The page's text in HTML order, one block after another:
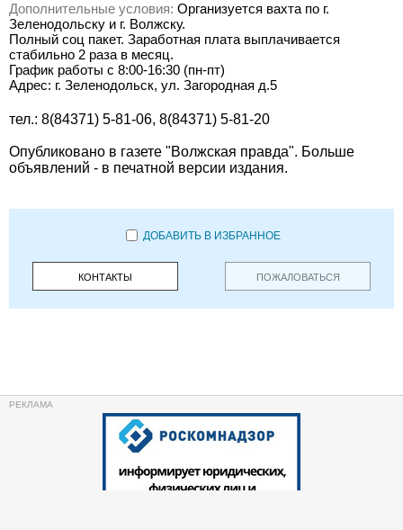
Дополнительные условия: Организуется вахта по г.
Зеленодольску и г. Волжску.
Полный соц пакет. Заработная плата выплачивается
стабильно 2 раза в месяц.
График работы с 8:00-16:30 (пн-пт)
Адрес: г. Зеленодольск, ул. Загородная д.5
тел.: 8(84371) 5-81-06, 8(84371) 5-81-20
Опубликовано в газете "Волжская правда". Больше
объявлений - в печатной версии издания.
ДОБАВИТЬ В ИЗБРАННОЕ
КОНТАКТЫ ПОЖАЛОВАТЬСЯ